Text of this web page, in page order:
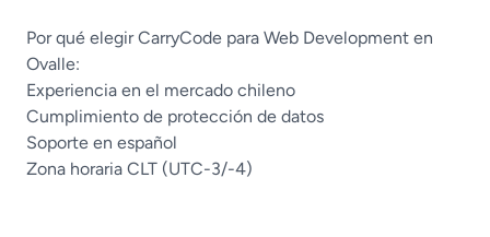
Por qué elegir CarryCode para Web Development en
Ovalle:
Experiencia en el mercado chileno
Cumplimiento de protección de datos
Soporte en español
Zona horaria CLT (UTC-3/-4)